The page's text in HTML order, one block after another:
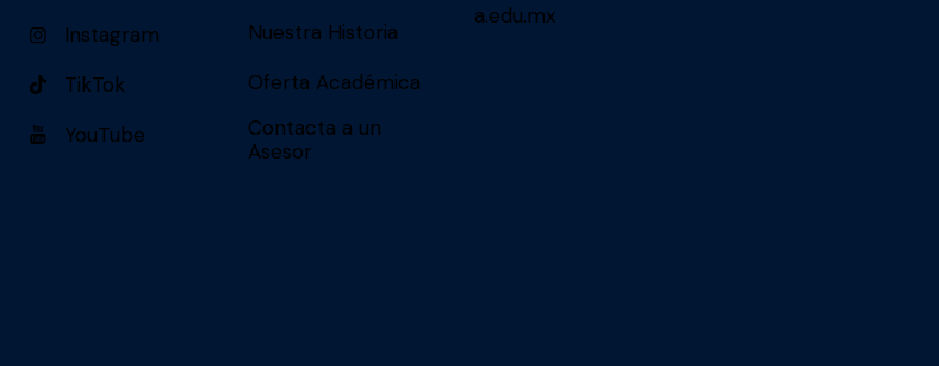
Instagram
TikTok
YouTube
Nuestra Historia
Oferta Académica
Contacta a un
Asesor
a.edu.mx